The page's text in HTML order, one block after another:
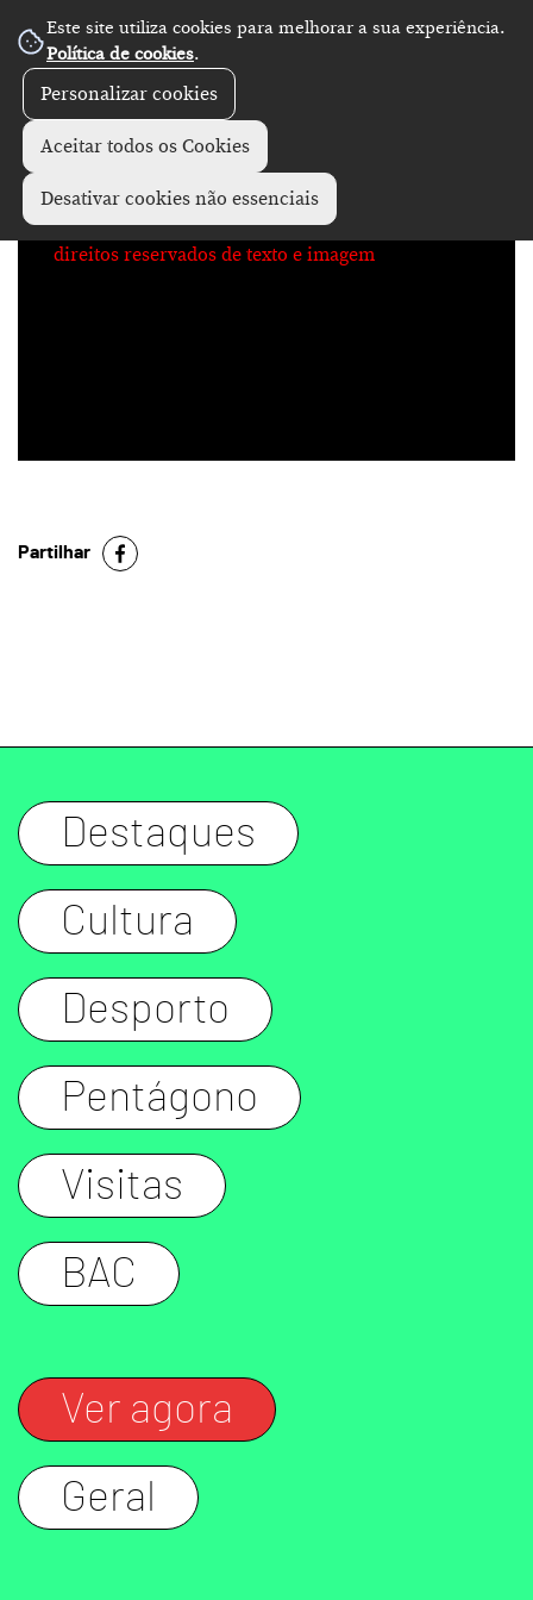
Este site utiliza cookies para melhorar a sua experiência.
Política de cookies.
Personalizar cookies
Aceitar todos os Cookies
Desativar cookies não essenciais
No Record
direitos reservados de texto e imagem
Partilhar
Destaques
Cultura
Desporto
Pentágono
Visitas
BAC
Ver agora
Geral